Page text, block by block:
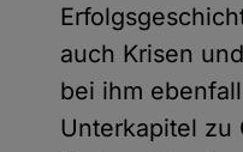
auch Krisen
bei ihm
Unterkapitel zu